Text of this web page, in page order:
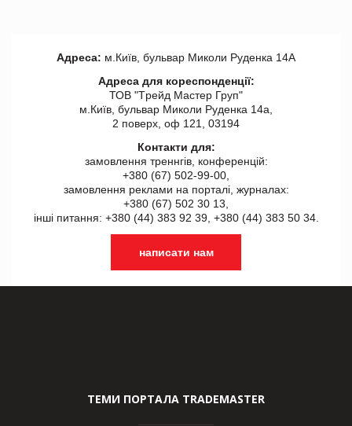
Адреса: м.Київ, бульвар Миколи Руденка 14А
Адреса для кореспонденції:
ТОВ "Tрейд Мастер Груп"
м.Київ, бульвар Миколи Руденка 14а,
2 поверх, оф 121, 03194
Контакти для:
замовлення треннгів, конференцій:
+380 (67) 502-99-00,
замовлення реклами на порталі, журналах:
+380 (67) 502 30 13,
інші питання: +380 (44) 383 92 39, +380 (44) 383 50 34.
написати нам
ТЕМИ ПОРТАЛА TRADEMASTER